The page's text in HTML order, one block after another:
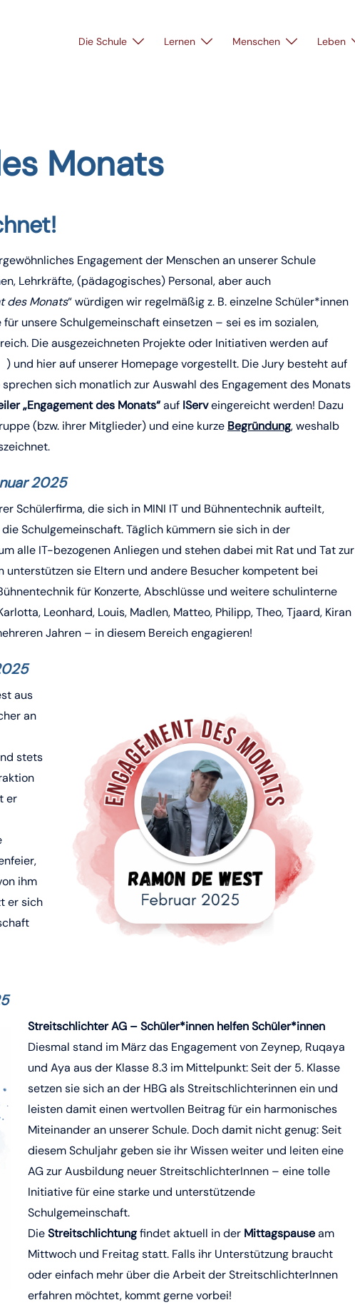
Die Schule Lernen Menschen Leben
Monats
Engagement der Menschen an unserer Schule
Lehrkräfte, (pädagogisches) Personal, aber auch
des Monats“ würdigen wir regelmäßig z. B. einzelne Schüler*innen
unsere Schulgemeinschaft einsetzen – sei es im sozialen,
Die ausgezeichneten Projekte oder Initiativen werden auf
) und hier auf unserer Homepage vorgestellt. Die Jury besteht auf
sich monatlich zur Auswahl des Engagement des Monats
„Engagement des Monats“auf IServeingereicht werden! Dazu
(bzw. ihrer Mitglieder) und eine kurze Begründung, weshalb
2025
Schülerfirma, die sich in MINI IT und Bühnentechnik aufteilt,
Schulgemeinschaft. Täglich kümmern sie sich in der
alle IT-bezogenen Anliegen und stehen dabei mit Rat und Tat zur
unterstützen sie Eltern und andere Besucher kompetent bei
für Konzerte, Abschlüsse und weitere schulinterne
Leonhard, Louis, Madlen, Matteo, Philipp, Theo, Tjaard, Kiran
Jahren – in diesem Bereich engagieren!
aus
an
stets
er
ihm
er sich
Streitschlichter AG – Schüler*innen helfen Schüler*innen
Diesmal stand im März das Engagement von Zeynep, Ruqaya
und Aya aus der Klasse 8.3 im Mittelpunkt: Seit der 5. Klasse
setzen sie sich an der HBG als Streitschlichterinnen ein und
leisten damit einen wertvollen Beitrag für ein harmonisches
Miteinander an unserer Schule. Doch damit nicht genug: Seit
diesem Schuljahr geben sie ihr Wissen weiter und leiten eine
AG zur Ausbildung neuer StreitschlichterInnen – eine tolle
Initiative für eine starke und unterstützende
Schulgemeinschaft.
DieStreitschlichtungfindet aktuell in der Mittagspauseam
Mittwoch und Freitag statt. Falls ihr Unterstützung braucht
oder einfach mehr über die Arbeit der StreitschlichterInnen
erfahren möchtet, kommt gerne vorbei!